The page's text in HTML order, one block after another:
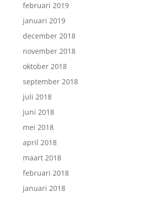
februari 2019
januari 2019
december 2018
november 2018
oktober 2018
september 2018
juli 2018
juni 2018
mei 2018
april 2018
maart 2018
februari 2018
januari 2018